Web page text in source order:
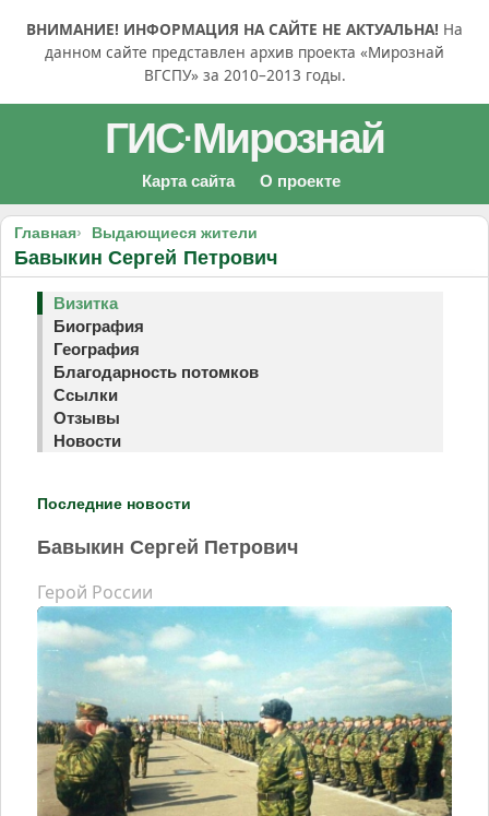
ВНИМАНИЕ! ИНФОРМАЦИЯ НА САЙТЕ НЕ АКТУАЛЬНА! На
данном сайте представлен архив проекта «Мирознай
ВГСПУ» за 2010–2013 годы.
ГИС·Мирознай
Карта сайта О проекте
Главная Выдающиеся жители
Бавыкин Сергей Петрович
Визитка
Биография
География
Благодарность потомков
Ссылки
Отзывы
Новости
Последние новости
Бавыкин Сергей Петрович
Герой России